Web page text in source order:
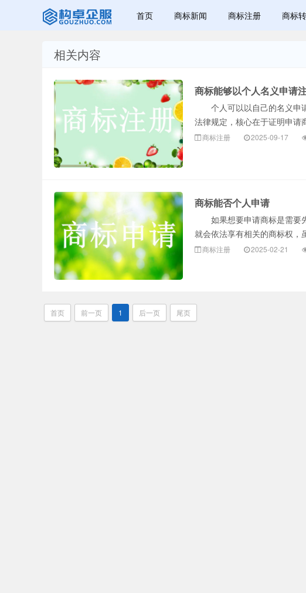
赣州兰之新知
首页 商标新闻 商标注册 商标
相关内容
商标能够以个人名义申请
个人可以以自己的名义申
法律规定，核心在于证明申请
商标注册 2025-09-17
商标能否个人申请
如果想要申请商标是需要
就会依法享有相关的商标权，
商标注册 2025-02-21
首页 前一页 1 后一页 尾页